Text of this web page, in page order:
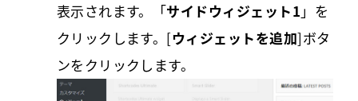
表示されます。「サイドウィジェット1 」を
クリックします。[ウィジェットを追加]ボタ
ンをクリックします。